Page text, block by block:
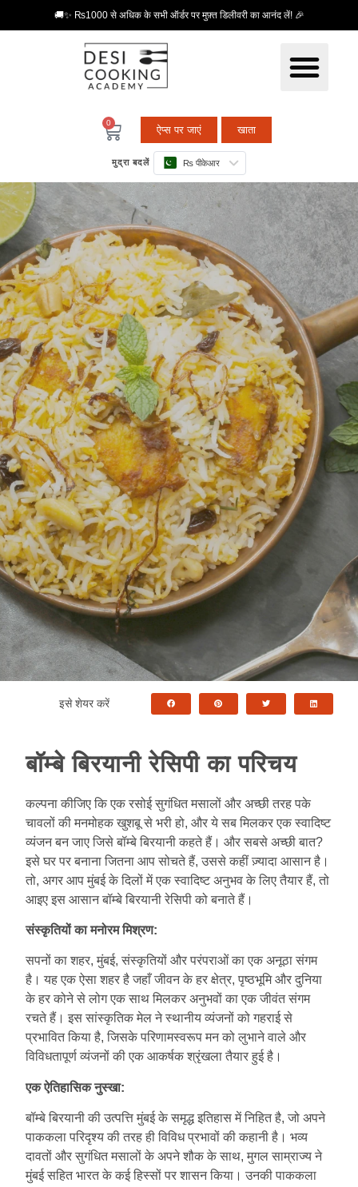
🚚✨ ₨1000 से अधिक के सभी ऑर्डर पर मुफ़्त डिलीवरी का आनंद लें! 🎉
0
ऐप्स पर जाएं खाता
मुद्रा बदलें ₨ पीकेआर
इसे शेयर करें
बॉम्बे बिरयानी रेसिपी का परिचय
कल्पना कीजिए कि एक रसोई सुगंधित मसालों और अच्छी तरह पके
चावलों की मनमोहक खुशबू से भरी हो, और ये सब मिलकर एक स्वादिष्ट
व्यंजन बन जाए जिसे बॉम्बे बिरयानी कहते हैं। और सबसे अच्छी बात?
इसे घर पर बनाना जितना आप सोचते हैं, उससे कहीं ज़्यादा आसान है।
तो, अगर आप मुंबई के दिलों में एक स्वादिष्ट अनुभव के लिए तैयार हैं, तो
आइए इस आसान बॉम्बे बिरयानी रेसिपी को बनाते हैं।
संस्कृतियों का मनोरम मिश्रण:
सपनों का शहर, मुंबई, संस्कृतियों और परंपराओं का एक अनूठा संगम
है। यह एक ऐसा शहर है जहाँ जीवन के हर क्षेत्र, पृष्ठभूमि और दुनिया
के हर कोने से लोग एक साथ मिलकर अनुभवों का एक जीवंत संगम
रचते हैं। इस सांस्कृतिक मेल ने स्थानीय व्यंजनों को गहराई से
प्रभावित किया है, जिसके परिणामस्वरूप मन को लुभाने वाले और
विविधतापूर्ण व्यंजनों की एक आकर्षक श्रृंखला तैयार हुई है।
एक ऐतिहासिक नुस्खा:
बॉम्बे बिरयानी की उत्पत्ति मुंबई के समृद्ध इतिहास में निहित है, जो अपने
पाककला परिदृश्य की तरह ही विविध प्रभावों की कहानी है। भव्य
दावतों और सुगंधित मसालों के अपने शौक के साथ, मुगल साम्राज्य ने
मुंबई सहित भारत के कई हिस्सों पर शासन किया। उनकी पाककला